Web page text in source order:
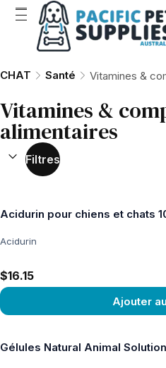
CHAT Santé Vitamines &
Vitamines &
alimentaires
TRIER PAR :
Filtres
Acidurin pour chiens et chats
Acidurin
$16.15
Ajouter
Gélules Natural Animal